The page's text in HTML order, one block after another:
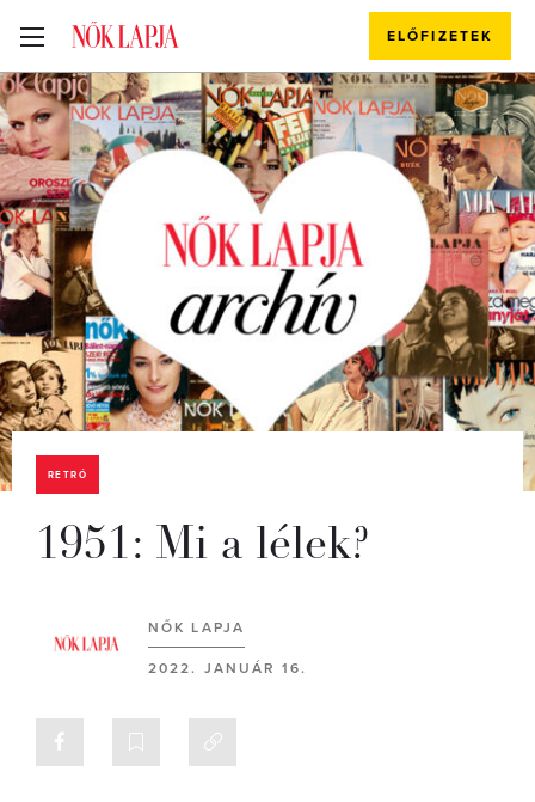
ELŐFIZETEK
RETRÓ
1951: Mi a lélek?
NŐK LAPJA
2022. JANUÁR 16.